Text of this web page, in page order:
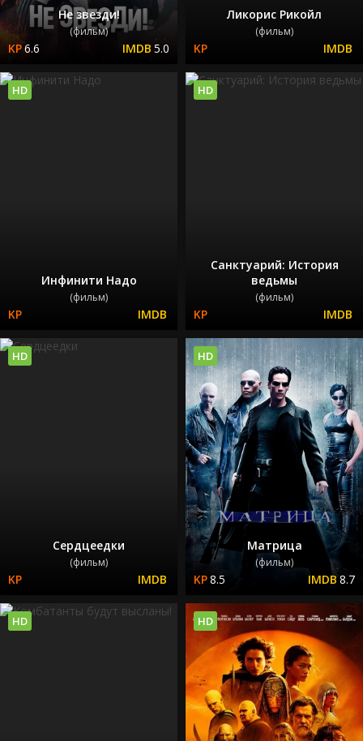
Не звезди!
(фильм)
6.6 5.0
Ликорис Рикойл
(фильм)
Инфинити Надо
(фильм)
HD
Санктуарий: История
ведьмы
(фильм)
HD
Сердцеедки
(фильм)
HD
Матрица
(фильм)
8.5 8.7
HD
HD HD